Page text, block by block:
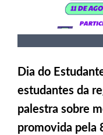
Dia do
estudantes da
palestra sobre
promovida pela